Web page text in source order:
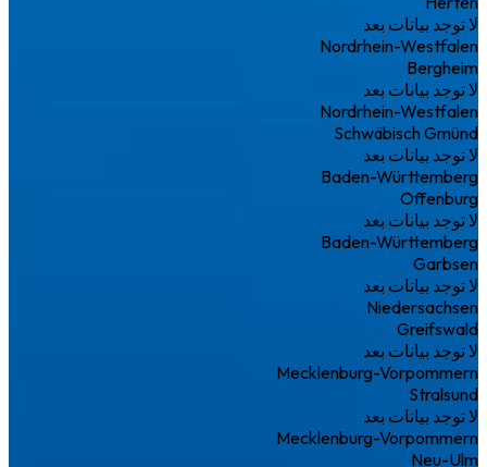
لا توجد بيانات بعد
Nordrhein-Westfalen
Bergheim
لا توجد بيانات بعد
Nordrhein-Westfalen
Schwäbisch Gmünd
لا توجد بيانات بعد
Baden-Württemberg
Offenburg
لا توجد بيانات بعد
Baden-Württemberg
Garbsen
لا توجد بيانات بعد
Niedersachsen
Greifswald
لا توجد بيانات بعد
Mecklenburg-Vorpommern
Stralsund
لا توجد بيانات بعد
Mecklenburg-Vorpommern
Neu-Ulm